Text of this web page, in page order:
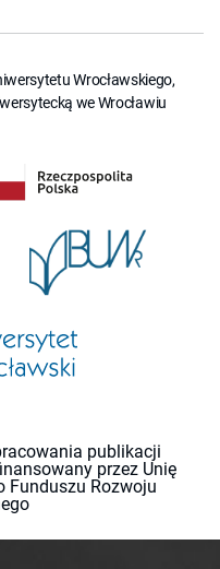
Wrocławskiego,
we Wrocławiu
publikacji
przez Unię
Funduszu Rozwoju